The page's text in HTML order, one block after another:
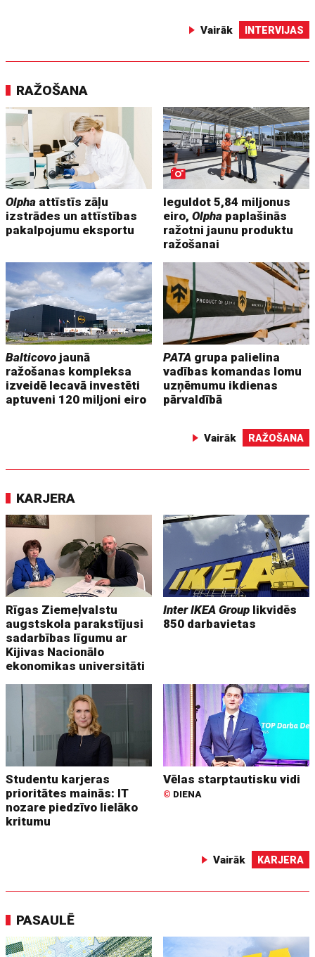
Vairāk INTERVIJAS
RAŽOŠANA
Olpha attīstīs zāļu
izstrādes un attīstības
pakalpojumu eksportu
Ieguldot 5,84 miljonus
eiro,Olpha paplašinās
ražotni jaunu produktu
ražošanai
Balticovo jaunā
ražošanas kompleksa
izveidē Iecavā investēti
aptuveni 120 miljoni eiro
PATA grupa palielina
vadības komandas lomu
uzņēmumu ikdienas
pārvaldībā
Vairāk RAŽOŠANA
KARJERA
Rīgas Ziemeļvalstu
augstskola parakstījusi
sadarbības līgumu ar
Kijivas Nacionālo
ekonomikas universitāti
Inter IKEA Group likvidēs
850 darbavietas
Studentu karjeras
prioritātes mainās: IT
nozare piedzīvo lielāko
kritumu
Vēlas starptautisku vidi
© DIENA
Vairāk KARJERA
PASAULĒ